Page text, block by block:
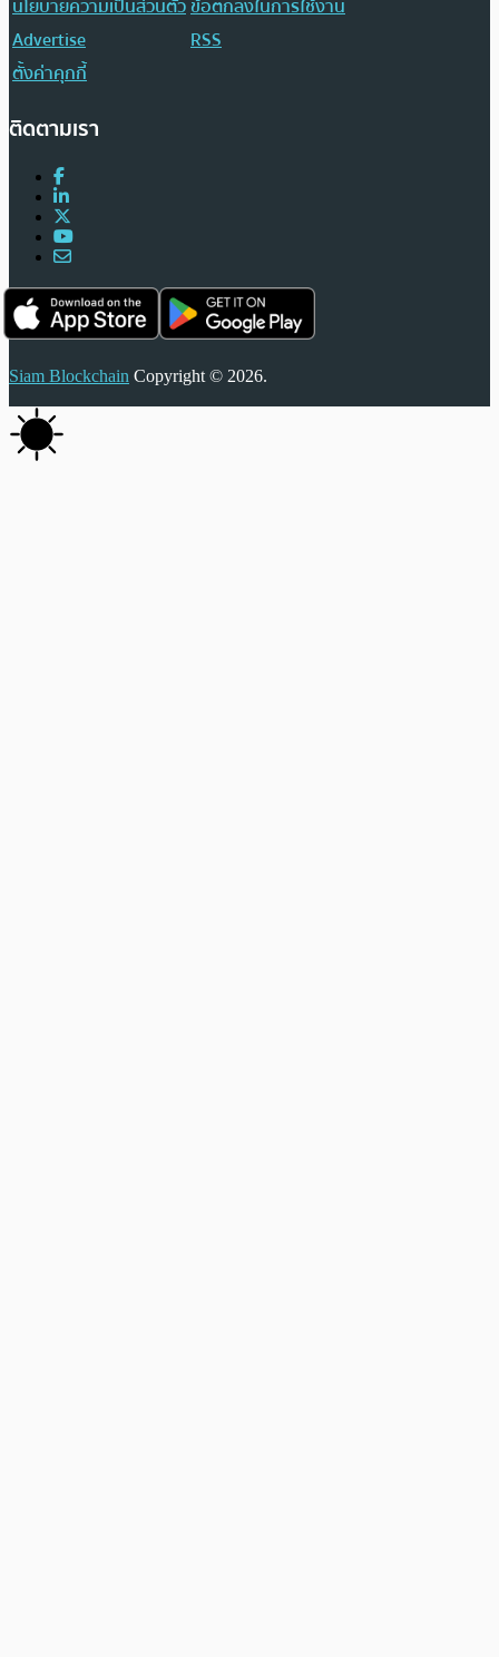
นโยบายความเป็นส่วนตัวข้อตกลงในการใช้งาน
Advertise
RSS
ตั้งค่าคุกกี้
ติดตามเรา
Siam Blockchain Copyright © 2026.